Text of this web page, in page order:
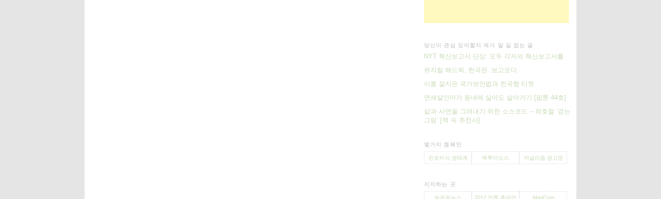
당신이 관심 있어할지 제가 알 길 없는 글
NYT 혁신보고서 단상: 모두 각자의 혁신보고서를
뮤지컬 헤드윅, 한국판. 보고오다.
이름 잘지은 국가보안법과 천국행 티켓
연쇄살인마가 동네에 살아도 살아가기 [팝툰 44호]
삶과 사연을 그려내기 위한 소스코드 – 최호철 ‘걷는
그림’ [책 속 추천사]
몇가지 캠페인
진보지식 생태계 백투더소스 저널리즘 경고문
지지하는 곳
슬로우뉴스 2012 언론 총파업 MadCom